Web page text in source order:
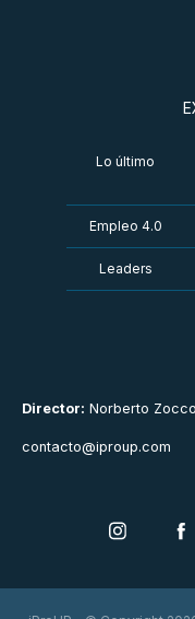
Director: Norberto Zocco
contacto@iproup.com
Lo último
Empleo 4.0
Leaders